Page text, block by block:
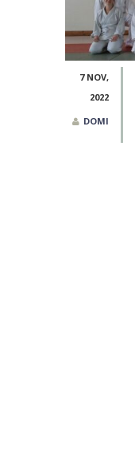
7 NOV,
2022
DOMI